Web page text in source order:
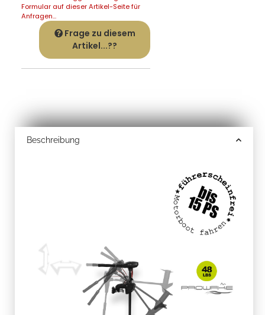
Formular auf dieser Artikel-Seite für
Anfragen...
Frage zu diesem
Artikel...??
Beschreibung